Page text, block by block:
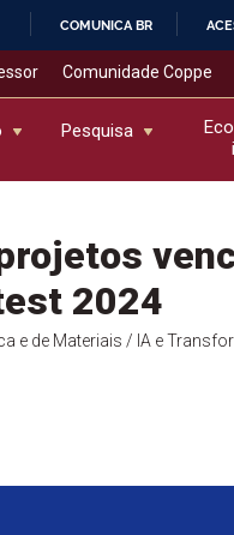
COMUNICA BR
Comunidade Coppe
Pesquisa
2024
e de Materiais / IA e